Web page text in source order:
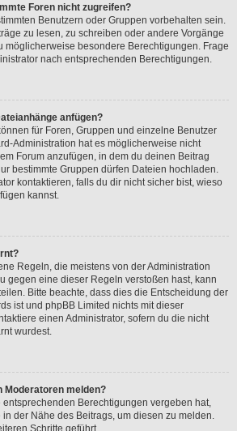
Foren nicht zugreifen?
Benutzern oder Gruppen vorbehalten sein.
zu lesen, zu schreiben oder andere Vorgänge
möglicherweise besondere Berechtigungen. Frage
nach entsprechenden Berechtigungen.
anfügen?
für Foren, Gruppen und einzelne Benutzer
Administration hat es möglicherweise nicht
Forum anzufügen, in dem du deinen Beitrag
bestimmte Gruppen dürfen Dateien hochladen.
kontaktieren, falls du dir nicht sicher bist, wieso
kannst.
Regeln, die meistens von der Administration
gegen eine dieser Regeln verstoßen hast, kann
Bitte beachte, dass dies die Entscheidung der
ist und phpBB Limited nichts mit dieser
einen Administrator, sofern du die nicht
wurdest.
Moderatoren melden?
Berechtigungen vergeben hat,
der Nähe des Beitrags, um diesen zu melden.
Schritte geführt.